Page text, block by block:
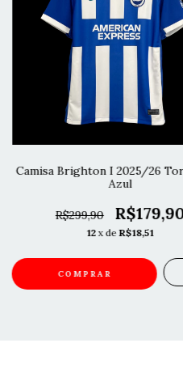
Camisa Brighton I 2025/26
Azul
R$299,90
12 x deR$18,51
COMPRAR